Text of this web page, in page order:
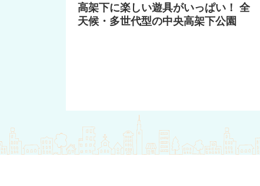
高架下に楽しい遊具がいっぱい！ 全
天候・多世代型の中央高架下公園